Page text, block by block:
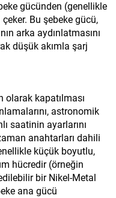
gücünden (genellikle
Bu şebeke gücü,
arka aydınlatmasını
düşük akımla şarj
olarak kapatılması
astronomik
saatinin ayarlarını
anahtarları dahili
küçük boyutlu,
hücredir (örneğin
bir Nikel-Metal
ana gücü